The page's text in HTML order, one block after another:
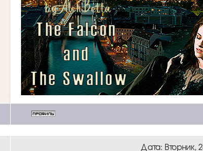
Дата: Вторник,